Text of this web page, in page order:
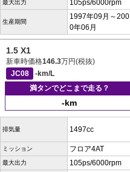
最大出力 105ps/6000rpm
生産期間
1997年09月～200
0年06月
1.5 X1
新車時価格146.3万円(税抜)
JC08
-km/L
満タンでどこまで走る？
-km
排気量 1497cc
ミッション フロア4AT
最大出力 105ps/6000rpm